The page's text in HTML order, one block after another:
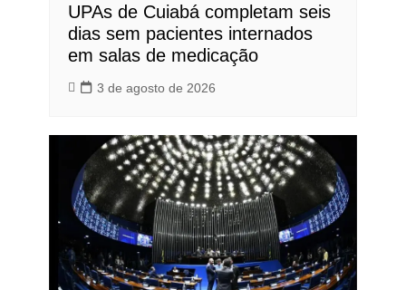
UPAs de Cuiabá completam seis
dias sem pacientes internados
em salas de medicação
3 de agosto de 2026